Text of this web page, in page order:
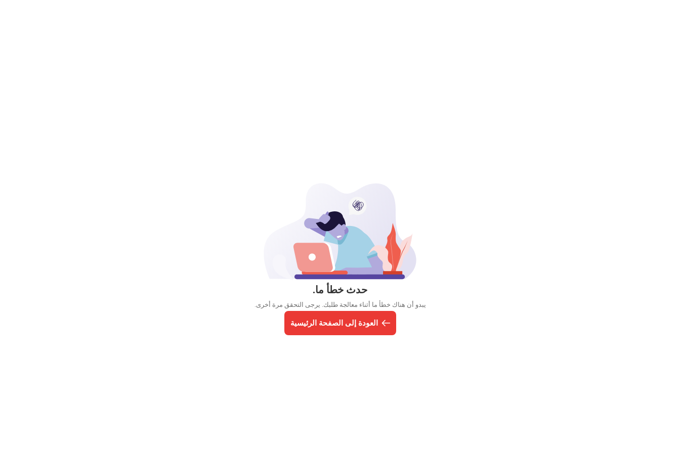
حدث خطأ ما.
يبدو أن هناك خطأ ما أثناء معالجة طلبك. يرجى التحقق مرة أخرى.
العودة إلى الصفحة الرئيسية